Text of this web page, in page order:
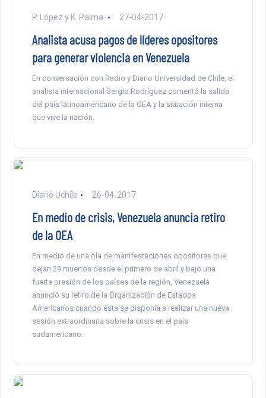
P. López y K. Palma 27-04-2017
Analista acusa pagos de líderes opositores
para generar violencia en Venezuela
En conversación con Radio y Diario Universidad de Chile, el
analista internacional Sergio Rodríguez comentó la salida
del país latinoamericano de la OEA y la situación interna
que vive la nación.
Diario Uchile 26-04-2017
En medio de crisis, Venezuela anuncia retiro
de la OEA
En medio de una ola de manifestaciones opositoras que
dejan 29 muertos desde el primero de abril y bajo una
fuerte presión de los países de la región, Venezuela
anunció su retiro de la Organización de Estados
Americanos cuando ésta se disponía a realizar una nueva
sesión extraordinaria sobre la crisis en el país
sudamericano.